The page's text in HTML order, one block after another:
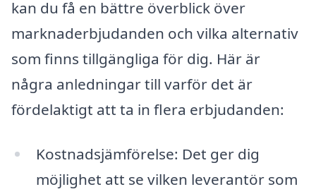
kan du få en bättre överblick över
marknaderbjudanden och vilka alternativ
som finns tillgängliga för dig. Här är
några anledningar till varför det är
fördelaktigt att ta in flera erbjudanden:
Kostnadsjämförelse: Det ger dig
möjlighet att se vilken leverantör som